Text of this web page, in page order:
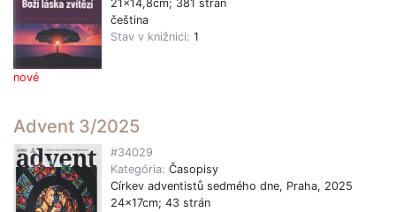
nové
21x14,8cm; 381 strán
čeština
Stav v knižnici: 1
Advent 3/2025
#34029
Kategória: Časopisy
Církev adventistů sedmého dne, Praha, 2025
24x17cm; 43 strán